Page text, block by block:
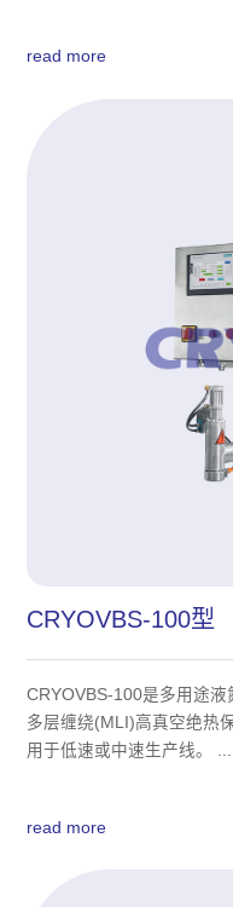
read more
CRYOVBS-100型
CRYOVBS-100是多用途
多层缠绕(MLI)高真空绝热
read more